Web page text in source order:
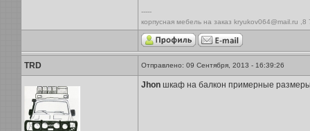
-----
корпусная мебель на заказ kryukov064@mail.ru
TRD Отправлено: 09 Сентября, 2013 - 16:39:26
Jhonшкаф на балкон примерные размеры